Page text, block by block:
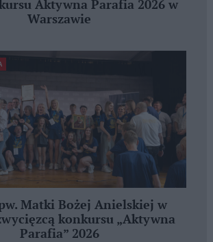
Aktywna Parafia 2026 w
Warszawie
Matki Bożej Anielskiej w
konkursu „Aktywna
Parafia” 2026